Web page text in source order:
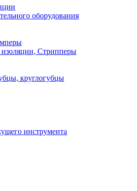
оборудования
изоляции, Стрипперы
круглогубцы
инструмента